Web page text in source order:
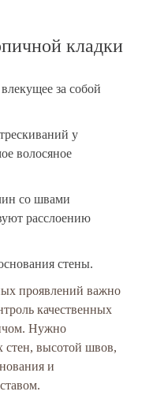
кладки
за собой
у
волосяное
со швами
расслоению
стены.
проявлений важно
качественных
Нужно
стен, высотой швов,
и